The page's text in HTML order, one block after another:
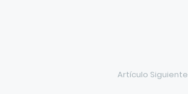
Artículo Siguiente